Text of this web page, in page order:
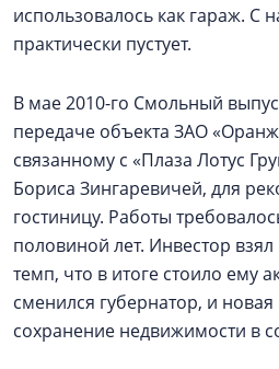
использовалось как гараж. С
практически пустует.
В мае 2010-го Смольный
передаче объекта ЗАО
связанному с «Плаза Лотус
Бориса Зингаревичей, для
гостиницу. Работы
половиной лет. Инвестор
темп, что в итоге стоило ему
сменился губернатор, и
сохранение недвижимости в